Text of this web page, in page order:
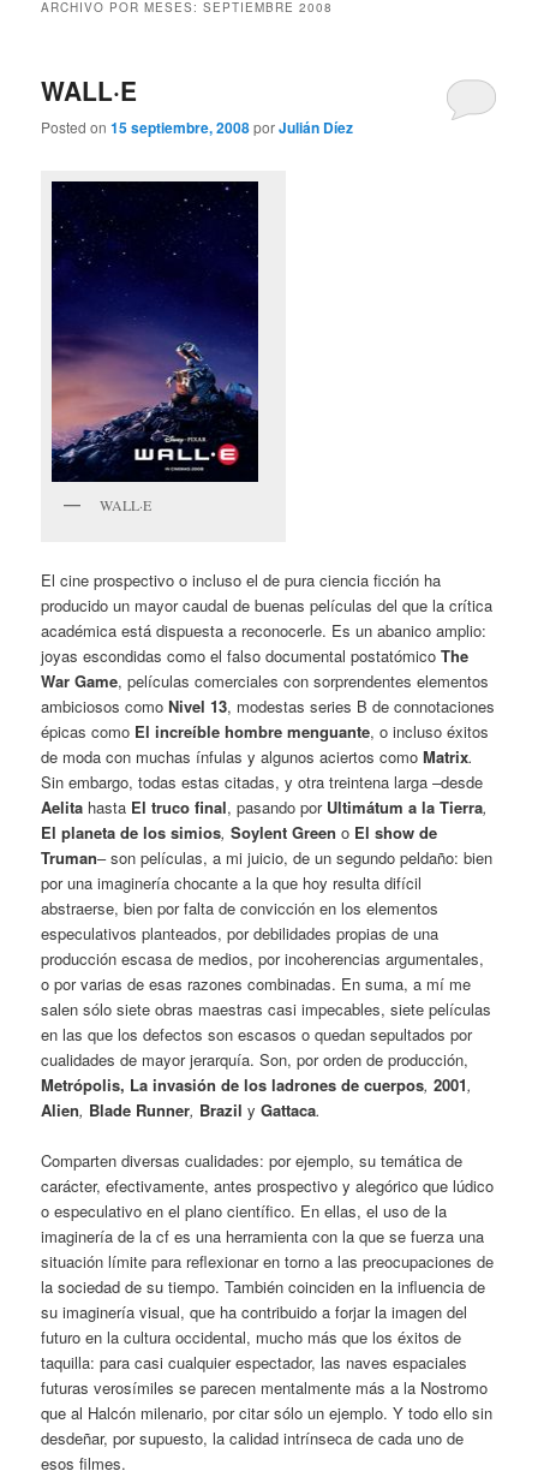
ARCHIVO POR MESES:SEPTIEMBRE 2008
WALL·E
Posted on15 septiembre, 2008porJulián Díez
WALL·E
El cine prospectivo o incluso el de pura ciencia ficción ha
producido un mayor caudal de buenas películas del que la crítica
académica está dispuesta a reconocerle. Es un abanico amplio:
joyas escondidas como el falso documental postatómicoThe
War Game, películas comerciales con sorprendentes elementos
ambiciosos comoNivel 13, modestas series B de connotaciones
épicas como El increíble hombre menguante, o incluso éxitos
de moda con muchas ínfulas y algunos aciertos comoMatrix.
Sin embargo, todas estas citadas, y otra treintena larga –desde
Aelita hasta El truco final, pasando por Ultimátum a la Tierra,
El planeta de los simios,Soylent Green o El show de
Truman– son películas, a mi juicio, de un segundo peldaño: bien
por una imaginería chocante a la que hoy resulta difícil
abstraerse, bien por falta de convicción en los elementos
especulativos planteados, por debilidades propias de una
producción escasa de medios, por incoherencias argumentales,
o por varias de esas razones combinadas. En suma, a mí me
salen sólo siete obras maestras casi impecables, siete películas
en las que los defectos son escasos o quedan sepultados por
cualidades de mayor jerarquía. Son, por orden de producción,
Metrópolis, La invasión de los ladrones de cuerpos,2001,
Alien, Blade Runner, Brazil yGattaca.
Comparten diversas cualidades: por ejemplo, su temática de
carácter, efectivamente, antes prospectivo y alegórico que lúdico
o especulativo en el plano científico. En ellas, el uso de la
imaginería de la cf es una herramienta con la que se fuerza una
situación límite para reflexionar en torno a las preocupaciones de
la sociedad de su tiempo. También coinciden en la influencia de
su imaginería visual, que ha contribuido a forjar la imagen del
futuro en la cultura occidental, mucho más que los éxitos de
taquilla: para casi cualquier espectador, las naves espaciales
futuras verosímiles se parecen mentalmente más a la Nostromo
que al Halcón milenario, por citar sólo un ejemplo. Y todo ello sin
desdeñar, por supuesto, la calidad intrínseca de cada uno de
esos filmes.